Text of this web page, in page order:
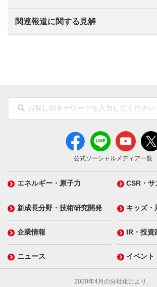
関連報道に関する見解
公式ソーシャルメディア一覧
エネルギー・原子力 CSR・サ
新成長分野・技術研究開発 キッズ・
企業情報 IR・投資
ニュース イベント
2020年4月の分社化により、